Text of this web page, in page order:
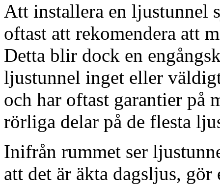
Att installera en ljustunnel
oftast att rekomendera att
Detta blir dock en
ljustunnel inget eller
och har oftast garantier på
rörliga delar på de flesta
Inifrån rummet ser
att det är äkta dagsljus,